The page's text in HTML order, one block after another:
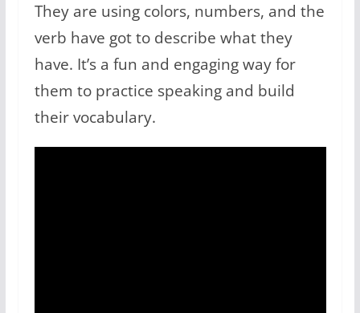
They are using colors, numbers, and the
verb have got to describe what they
have. It’s a fun and engaging way for
them to practice speaking and build
their vocabulary.